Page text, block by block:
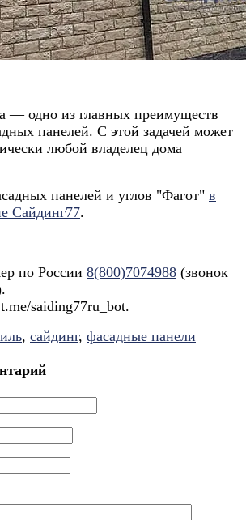
— одно из главных преимуществ
панелей. С этой задачей может
любой владелец дома
панелей и углов "Фагот" в
Сайдинг77.
по России 8(800)7074988 (звонок
saiding77ru_bot.
, сайдинг, фасадные панели